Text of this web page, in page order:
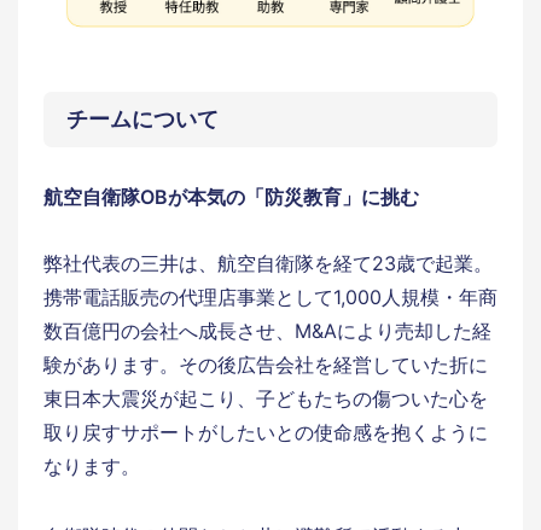
チームについて
航空自衛隊OBが本気の「防災教育」に挑む
弊社代表の三井は、航空自衛隊を経て23歳で起業。
携帯電話販売の代理店事業として1,000人規模・年商
数百億円の会社へ成⻑させ、M&Aにより売却した経
験があります。その後広告会社を経営していた折に
東日本大震災が起こり、子どもたちの傷ついた心を
取り戻すサポートがしたいとの使命感を抱くように
なります。